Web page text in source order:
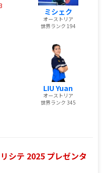
ミシェク
オーストリア
世界ランク 194
LIU Yuan
オーストリア
世界ランク 345
シテ 2025 プレゼンタ